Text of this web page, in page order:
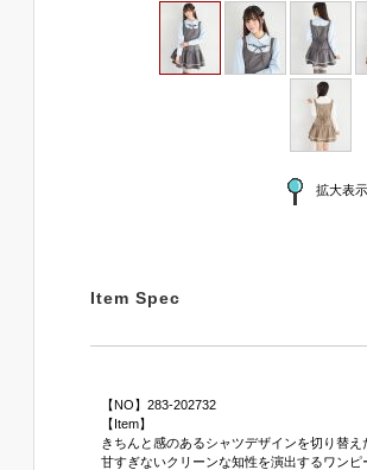
拡大表示
Item Spec
【NO】283-202732
【Item】
きちんと感のあるシャツデザインを切り替え
甘すぎないクリーンな知性を演出するワンピ